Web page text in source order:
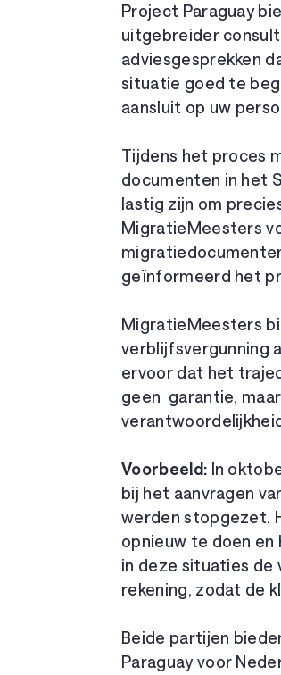
Project Paraguay
uitgebreider
adviesgesprekken
situatie goed te
aansluit op uw
Tijdens het proces
documenten in het
lastig zijn om
MigratieMeesters
geïnformeerd het
MigratieMeesters
verblijfsvergunning
ervoor dat het
geen garantie,
Voorbeeld: In
bij het aanvragen
werden stopgezet.
opnieuw te doen en
in deze situaties de
rekening, zodat de
Beide partijen
Paraguay voor